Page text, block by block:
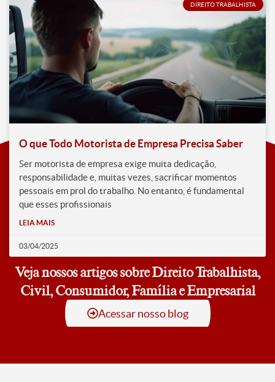
DIREITO TRABALHISTA
O que Todo Motorista de Empresa Precisa Saber
Ser motorista de empresa exige muita dedicação,
responsabilidade e, muitas vezes, sacrificar momentos
pessoais em prol do trabalho. No entanto, é fundamental
que esses profissionais
LEIA MAIS
03/04/2025
Veja nossos artigos sobre Direito Trabalhista,
Civil, Consumidor, Família e Empresarial
Acessar nosso blog